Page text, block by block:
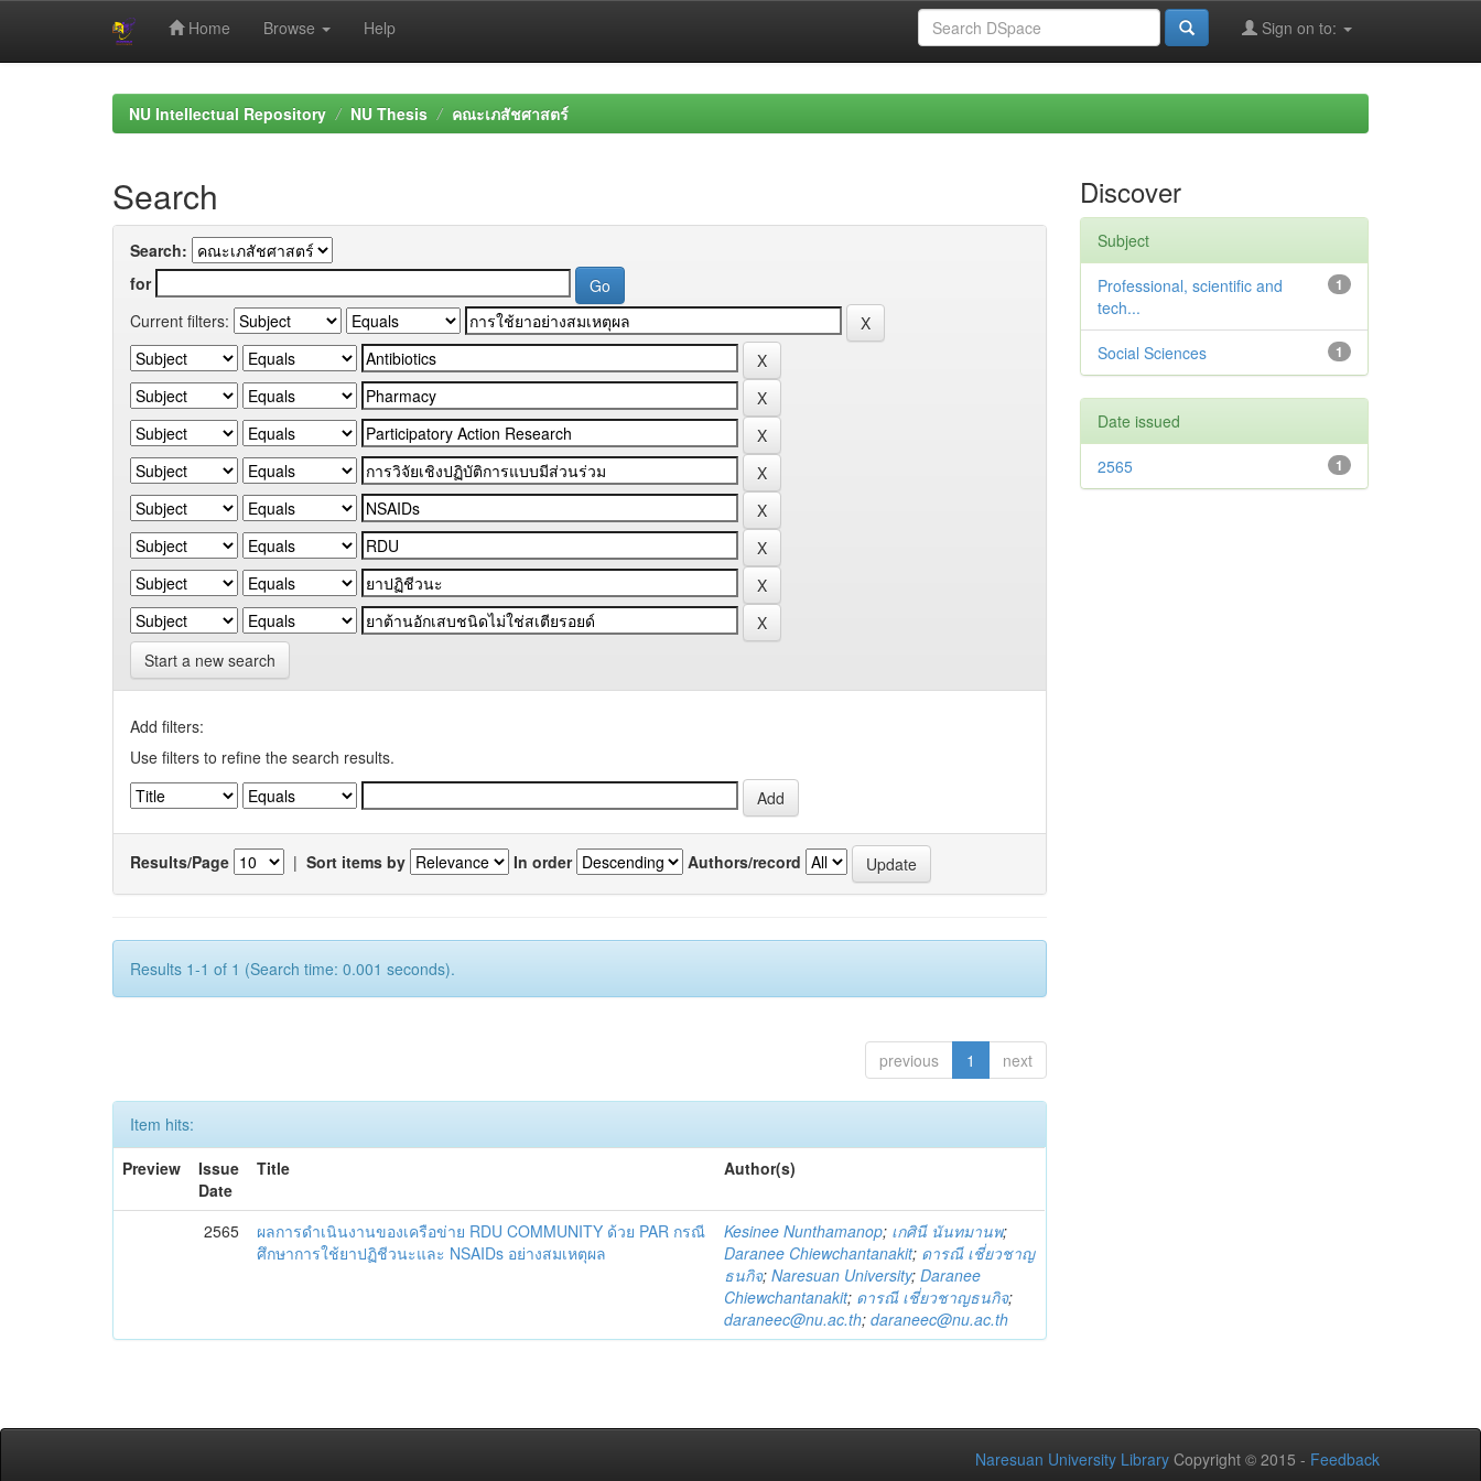
Home Browse Help Sign on to:
NU Intellectual Repository NU Thesis คณะเภสัชศาสตร์
Search
Search:
for
Current filters:
Start a new search
Add filters:
Use filters to refine the search results.
Results/Page | Sort items by In order Authors/record
Results 1-1 of 1 (Search time: 0.001 seconds).
previous 1 next
Item hits:
Preview
Issue
Date
Title Author(s)
2565
ผลการดำเนินงานของเครือข่าย RDU COMMUNITY ด้วย PAR กรณี
ศึกษาการใช้ยาปฏิชีวนะและ NSAIDs อย่างสมเหตุผล
Kesinee Nunthamanop; เกศินี นันทมานพ;
Daranee Chiewchantanakit; ดารณี เชี่ยวชาญ
ธนกิจ;Naresuan University;Daranee
Chiewchantanakit; ดารณี เชี่ยวชาญธนกิจ;
daraneec@nu.ac.th;daraneec@nu.ac.th
Discover
Subject
1
Professional, scientific and
tech...
1
Social Sciences
Date issued
1
2565
Naresuan University Library Copyright © 2015 - Feedback